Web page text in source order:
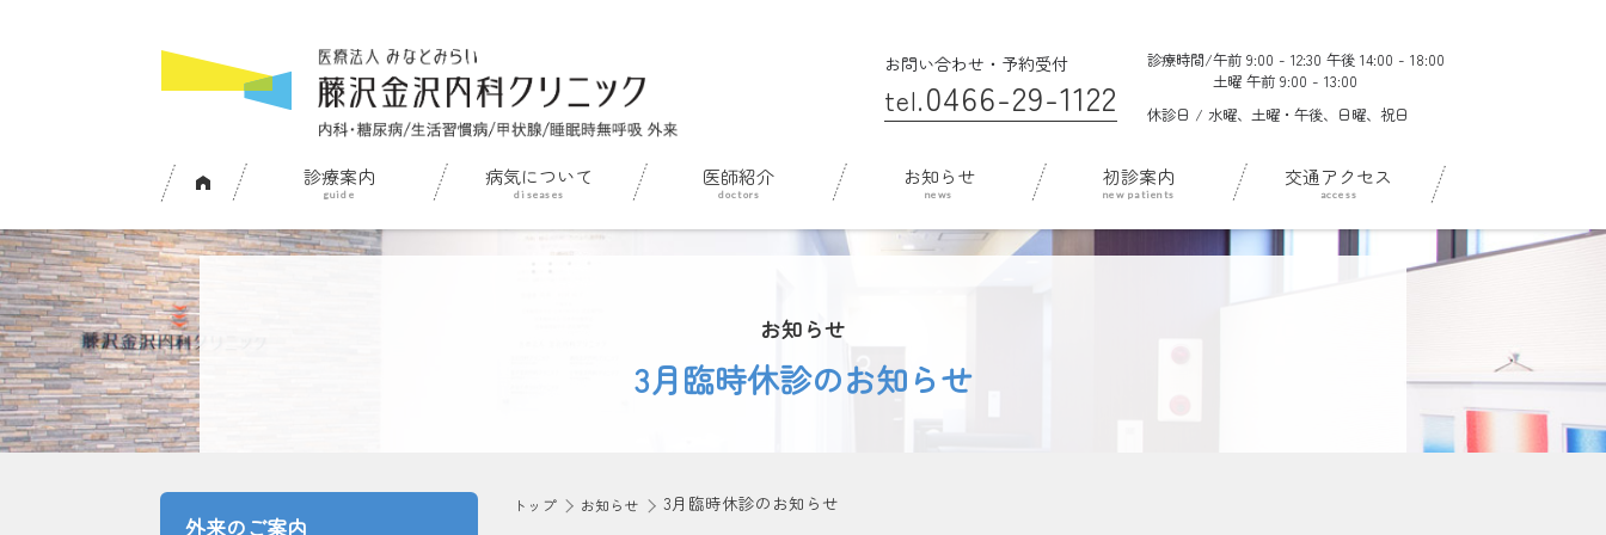
お問い合わせ・予約受付
tel.0466-29-1122
診療時間/午前 9:00 - 12:30 午後 14:00 - 18:00
土曜 午前 9:00 - 13:00
休診日 / 水曜、土曜・午後、日曜、祝日
診療案内 病気について 医師紹介 お知らせ 初診案内 交通アクセス
お知らせ
3月臨時休診のお知らせ
トップ お知らせ 3月臨時休診のお知らせ
外来のご案内